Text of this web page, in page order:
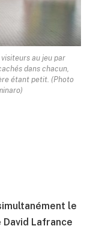
au jeu par
dans chacun,
étant petit. (Photo
le
Lafrance